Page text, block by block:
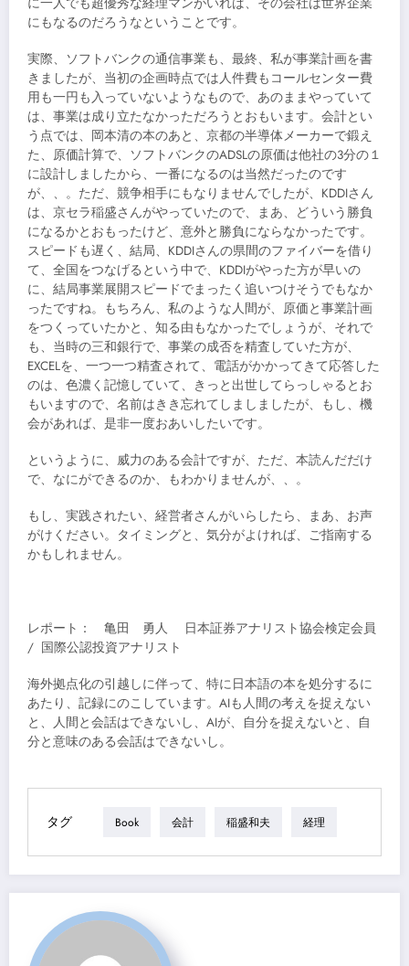
にもなるのだろうなということです。
実際、ソフトバンクの通信事業も、最終、私が事業計画を書
きましたが、当初の企画時点では人件費もコールセンター費
用も一円も入っていないようなもので、あのままやっていて
は、事業は成り立たなかっただろうとおもいます。会計とい
う点では、岡本清の本のあと、京都の半導体メーカーで鍛え
た、原価計算で、ソフトバンクのADSLの原価は他社の3分の１
に設計しましたから、一番になるのは当然だったのです
が、、。ただ、競争相手にもなりませんでしたが、KDDIさん
は、京セラ稲盛さんがやっていたので、まあ、どういう勝負
になるかとおもったけど、意外と勝負にならなかったです。
スピードも遅く、結局、KDDIさんの県間のファイバーを借り
て、全国をつなげるという中で、KDDIがやった方が早いの
に、結局事業展開スピードでまったく追いつけそうでもなか
ったですね。もちろん、私のような人間が、原価と事業計画
をつくっていたかと、知る由もなかったでしょうが、それで
も、当時の三和銀行で、事業の成否を精査していた方が、
EXCELを、一つ一つ精査されて、電話がかかってきて応答した
のは、色濃く記憶していて、きっと出世してらっしゃるとお
もいますので、名前はきき忘れてしましましたが、もし、機
会があれば、是非一度おあいしたいです。
というように、威力のある会計ですが、ただ、本読んだだけ
で、なにができるのか、もわかりませんが、、。
もし、実践されたい、経営者さんがいらしたら、まあ、お声
がけください。タイミングと、気分がよければ、ご指南する
かもしれません。
レポート： 亀田 勇人 日本証券アナリスト協会検定会員
/ 国際公認投資アナリスト
海外拠点化の引越しに伴って、特に日本語の本を処分するに
あたり、記録にのこしています。AIも人間の考えを捉えない
と、人間と会話はできないし、AIが、自分を捉えないと、自
分と意味のある会話はできないし。
タグ Book 会計 稲盛和夫 経理